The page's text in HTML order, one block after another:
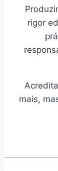
rigor
mais,